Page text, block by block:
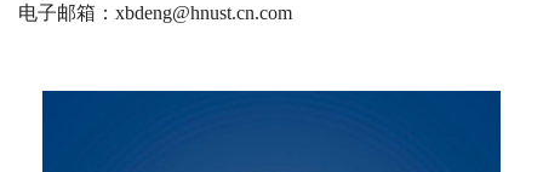
电子邮箱： xbdeng@hnust.cn.com